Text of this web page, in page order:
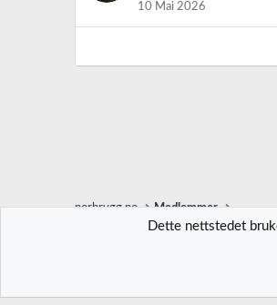
10 Mai 2026
norbrygg.no Medlemmer
Dette nettstedet